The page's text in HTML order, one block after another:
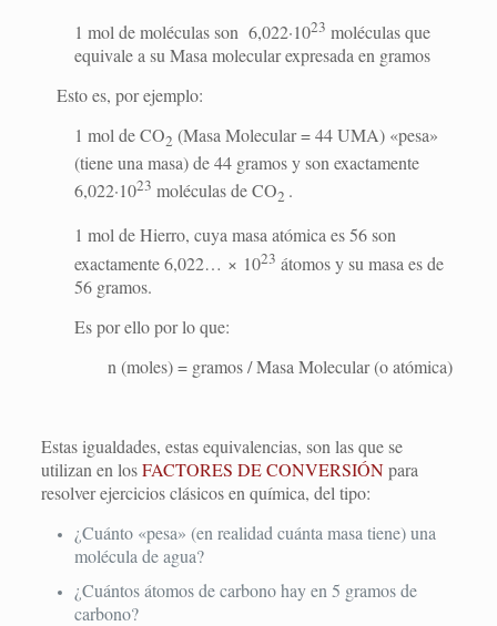
1 mol de moléculas son 6,022·1023 moléculas que
equivale a su Masa molecular expresada en gramos
Esto es, por ejemplo:
1 mol de CO2 (Masa Molecular = 44 UMA) «pesa»
(tiene una masa) de 44 gramos y son exactamente
6,022·1023 moléculas de CO2 .
1 mol de Hierro, cuya masa atómica es 56 son
exactamente 6,022… × 1023 átomos y su masa es de
56 gramos.
Es por ello por lo que:
n (moles) = gramos / Masa Molecular (o atómica)
Estas igualdades, estas equivalencias, son las que se
utilizan en losFACTORES DE CONVERSIÓNpara
resolver ejercicios clásicos en química, del tipo:
¿Cuánto «pesa» (en realidad cuánta masa tiene) una
molécula de agua?
¿Cuántos átomos de carbono hay en 5 gramos de
carbono?